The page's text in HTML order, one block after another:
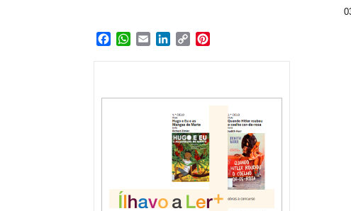
Facebook
WhatsApp
EmailLinkedIn
Copy